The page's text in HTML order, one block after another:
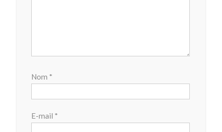
Nom *
E-mail *